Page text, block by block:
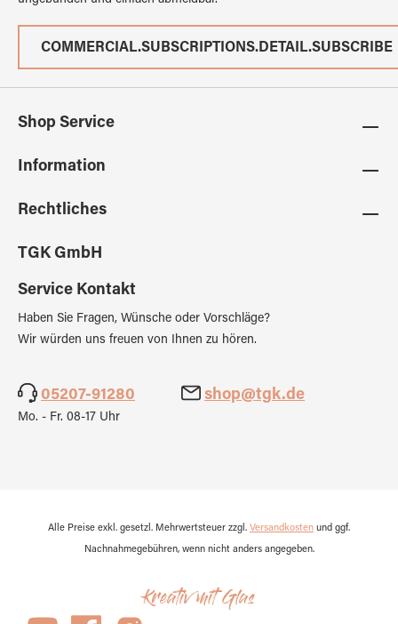
COMMERCIAL.SUBSCRIPTIONS.DETAIL.SUBSCRIBE
Shop Service
Information
Rechtliches
TGK GmbH
Service Kontakt
Haben Sie Fragen, Wünsche oder Vorschläge?
Wir würden uns freuen von Ihnen zu hören.
05207-91280 shop@tgk.de
Mo. - Fr. 08-17 Uhr
Alle Preise exkl. gesetzl. Mehrwertsteuer zzgl. Versandkosten und ggf.
Nachnahmegebühren, wenn nicht anders angegeben.
Kreativ mit Glas